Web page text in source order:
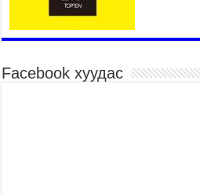
2026 оны 7 сар 20 / 17 цаг 11 минут
Төв цэвэрлэх байгууламжид хоногт
тонн хатуу хог хаягдал ирж байна
“Эхийн алдар” одонгийн шаардлагыг
Facebook хуудас